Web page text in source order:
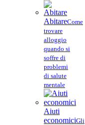
AbitareCome
trovare
alloggio
quando si
soffre di
problemi
di salute
mentale
Aiuti
economiciGli